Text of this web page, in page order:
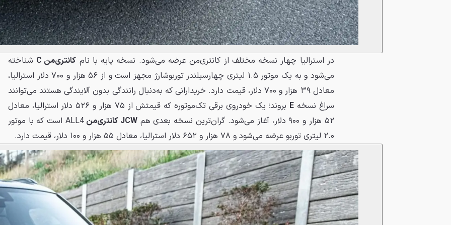
در استرالیا چهار نسخه مختلف از کانتری‌من عرضه می‌شود. نسخه پایه با نام کانتری‌من C
شناخته
می‌شود و به یک موتور ۱.۵ لیتری چهارسیلندر توربوشارژ مجهز است و از ۵۶ هزار و ۷۰۰ دلار استرالیا،
معادل ۳۹ هزار و ۷۰۰ دلار، قیمت دارد. خریدارانی که به‌دنبال رانندگی بدون آلایندگی هستند می‌توانند
سراغ نسخه E
بروند؛ یک خودروی برقی تک‌موتوره که قیمتش از ۷۵ هزار و ۵۲۶ دلار استرالیا، معادل
۵۲ هزار و ۹۰۰ دلار، آغاز می‌شود. گران‌ترین نسخه بعدی هم
JCW کانتری‌من
ALL4 است که با موتور
۲.۰ لیتری توربو عرضه می‌شود و ۷۸ هزار و ۶۵۲ دلار استرالیا، معادل ۵۵ هزار و ۱۰۰ دلار، قیمت دارد.